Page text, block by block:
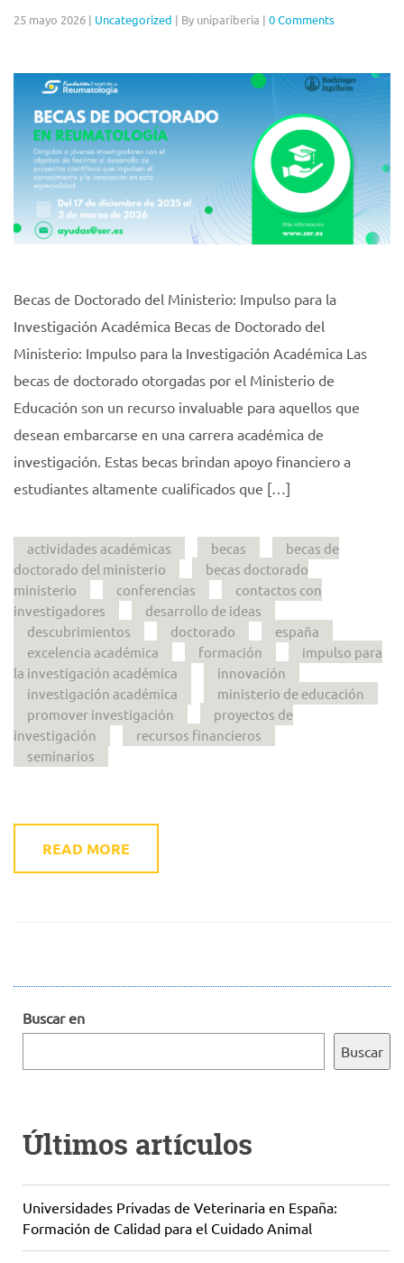
25 mayo 2026 | Uncategorized | By unipariberia | 0 Comments
Becas de Doctorado del Ministerio: Impulso para la
Investigación Académica Becas de Doctorado del
Ministerio: Impulso para la Investigación Académica Las
becas de doctorado otorgadas por el Ministerio de
Educación son un recurso invaluable para aquellos que
desean embarcarse en una carrera académica de
investigación. Estas becas brindan apoyo financiero a
estudiantes altamente cualificados que […]
actividades académicas becas
becas de
doctorado del ministerio
becas doctorado
ministerio
conferencias
contactos con
investigadores
desarrollo de ideas
descubrimientos
doctorado
españa
excelencia académica
formación
impulso para
la investigación académica
innovación
investigación académica
ministerio de educación
promover investigación
proyectos de
investigación
recursos financieros
seminarios
READ MORE
Buscar en
Buscar
Últimos artículos
Universidades Privadas de Veterinaria en España:
Formación de Calidad para el Cuidado Animal